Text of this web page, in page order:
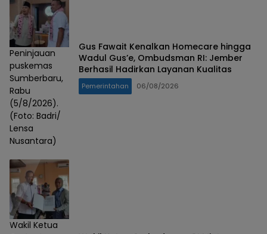
Peninjauan
puskemas
Sumberbaru,
Rabu
(5/8/2026).
(Foto: Badri/
Lensa
Nusantara)
Gus Fawait Kenalkan Homecare hingga
Wadul Gus’e, Ombudsman RI: Jember
Berhasil Hadirkan Layanan Kualitas
Pemerintahan 06/08/2026
Wakil Ketua